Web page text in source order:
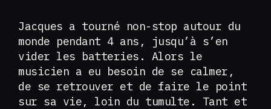
Jacques a tourné non-stop autour du
monde pendant 4 ans, jusqu’à s’en
vider les batteries. Alors le
musicien a eu besoin de se calmer,
de se retrouver et de faire le point
sur sa vie, loin du tumulte. Tant et